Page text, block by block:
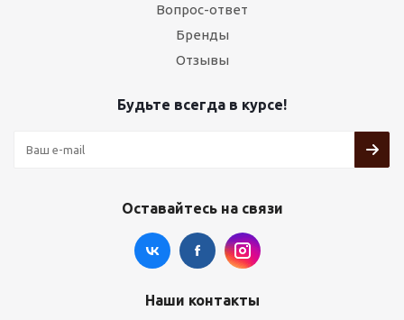
Вопрос-ответ
Бренды
Отзывы
Будьте всегда в курсе!
Оставайтесь на связи
Наши контакты